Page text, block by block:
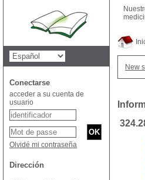
New
Conectarse
acceder a su cuenta de
usuario
Olvidé mi contraseña
Dirección